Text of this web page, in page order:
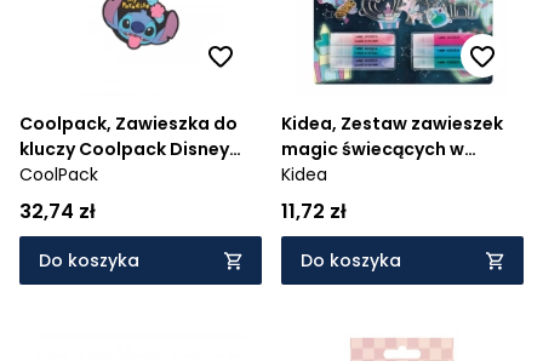
Cena malejąco
Od najstarszych
Coolpack, Zawieszka do
kluczy Coolpack Disney
Black - Stitch (80778PTR)
CoolPack
32,74 zł
Do koszyka
Kidea, Zestaw zawieszek
magic świecących w
ciemności
Kidea
11,72 zł
Do koszyka